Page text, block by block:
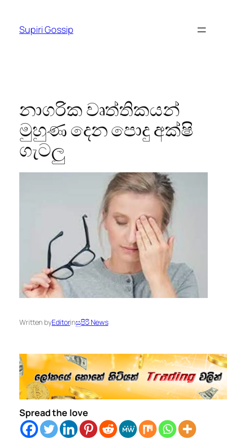
content
Supiri Gossip
නාගරික වෘත්තිකයන්
මුහුණ දෙන පොදු අක්ෂි
ගැටලු
Written byEditorinසුපිරි News
Spread the love